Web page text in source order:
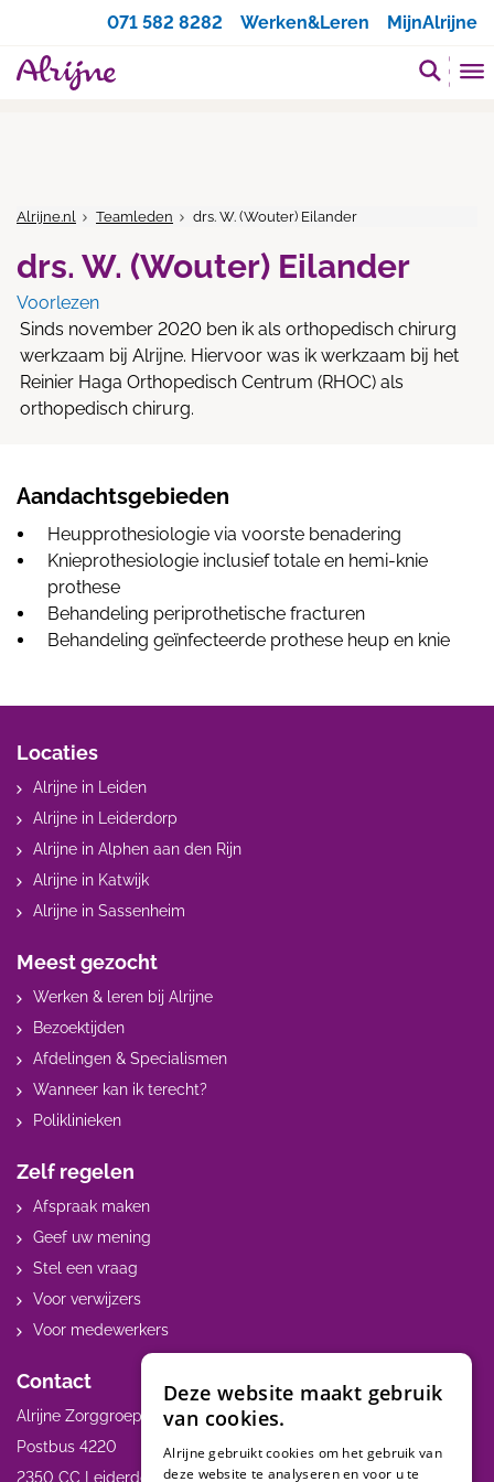
071 582 8282
Werken&Leren MijnAlrijne
Alrijne.nl Teamleden drs. W. (Wouter) Eilander
drs. W. (Wouter) Eilander
Voorlezen
Sinds november 2020 ben ik als orthopedisch chirurg
werkzaam bij Alrijne. Hiervoor was ik werkzaam bij het
Reinier Haga Orthopedisch Centrum (RHOC) als
orthopedisch chirurg.
Aandachtsgebieden
Heupprothesiologie via voorste benadering
Knieprothesiologie inclusief totale en hemi-knie
prothese
Behandeling periprothetische fracturen
Behandeling geïnfecteerde prothese heup en knie
Locaties
Alrijne in Leiden
Alrijne in Leiderdorp
Alrijne in Alphen aan den Rijn
Alrijne in Katwijk
Alrijne in Sassenheim
Meest gezocht
Werken & leren bij Alrijne
Bezoektijden
Afdelingen & Specialismen
Wanneer kan ik terecht?
Poliklinieken
Zelf regelen
Afspraak maken
Geef uw mening
Stel een vraag
Voor verwijzers
Voor medewerkers
Contact
Alrijne Zorggroep
Postbus 4220
2350 CC Leiderdorp
Deze website maakt gebruik
van cookies.
Alrijne gebruikt cookies om het gebruik van
deze website te analyseren en voor u te